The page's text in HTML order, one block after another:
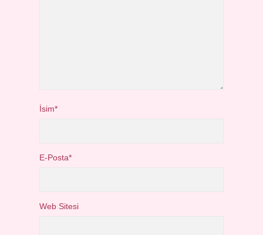
İsim*
E-Posta*
Web Sitesi